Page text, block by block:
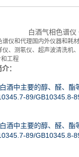
白酒气相色谱
仪和代理国内外仪器和
、测氡仪、超声波清洗
工程
：
酒中主要的醇、醛、
89/GB10345.8-
酒中主要的醇、醛、
89/GB10345.8-